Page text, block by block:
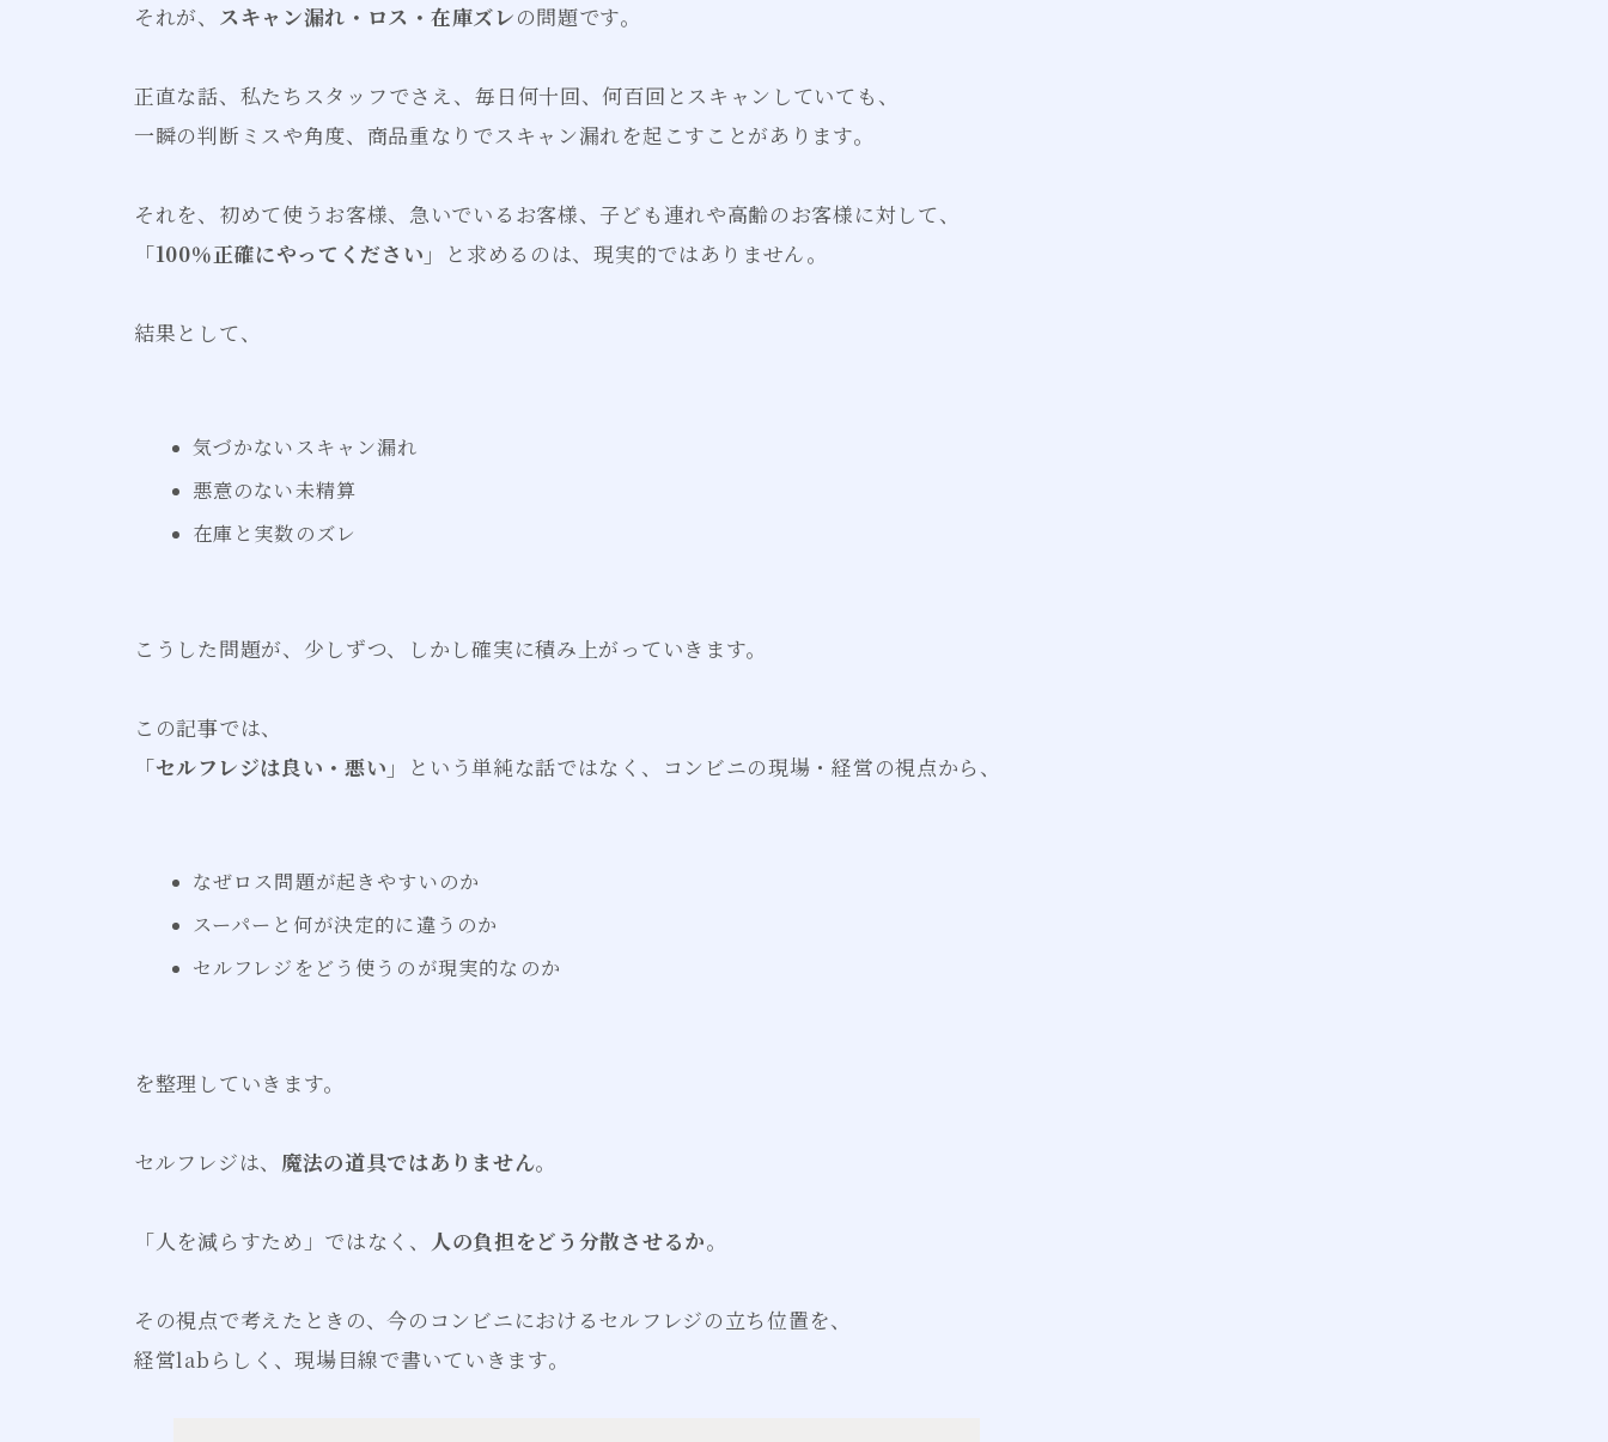
それが、 スキャン漏れ・ロス・在庫ズレの問題です。
正直な話、私たちスタッフでさえ、毎日何十回、何百回とスキャンしていても、
一瞬の判断ミスや角度、商品重なりでスキャン漏れを起こすことがあります。
それを、初めて使うお客様、急いでいるお客様、子ども連れや高齢のお客様に対して、
「100％正確にやってください」
と求めるのは、現実的ではありません。
結果として、
気づかないスキャン漏れ
悪意のない未精算
在庫と実数のズレ
こうした問題が、少しずつ、しかし確実に積み上がっていきます。
この記事では、
「セルフレジは良い・悪い」
という単純な話ではなく、コンビニの現場・経営の視点から、
なぜロス問題が起きやすいのか
スーパーと何が決定的に違うのか
セルフレジをどう使うのが現実的なのか
を整理していきます。
セルフレジは、 魔法の道具ではありません。
「人を減らすため」ではなく、 人の負担をどう分散させるか。
その視点で考えたときの、今のコンビニにおけるセルフレジの立ち位置を、
経営labらしく、現場目線で書いていきます。